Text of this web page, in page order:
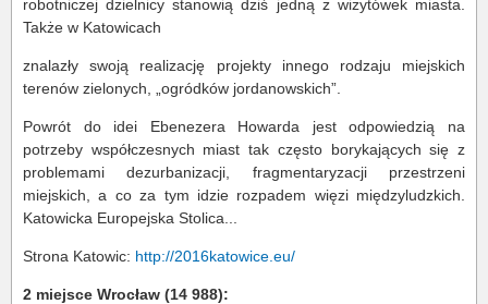
robotniczej dzielnicy stanowią dziś jedną z wizytówek miasta.
Także w Katowicach
znalazły swoją realizację projekty innego rodzaju miejskich
terenów zielonych, „ogródków jordanowskich”.
Powrót do idei Ebenezera Howarda jest odpowiedzią na
potrzeby współczesnych miast tak często borykających się z
problemami dezurbanizacji, fragmentaryzacji przestrzeni
miejskich, a co za tym idzie rozpadem więzi międzyludzkich.
Katowicka Europejska Stolica...
Strona Katowic: http://2016katowice.eu/
2 miejsce Wrocław (14 988):